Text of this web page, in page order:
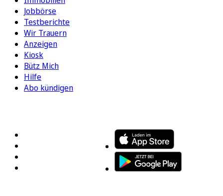
Jobbörse
Testberichte
Wir Trauern
Anzeigen
Kiosk
Bütz Mich
Hilfe
Abo kündigen